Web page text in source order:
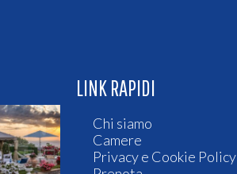
LINK RAPIDI
Chi siamo
Camere
Privacy e Cookie Policy